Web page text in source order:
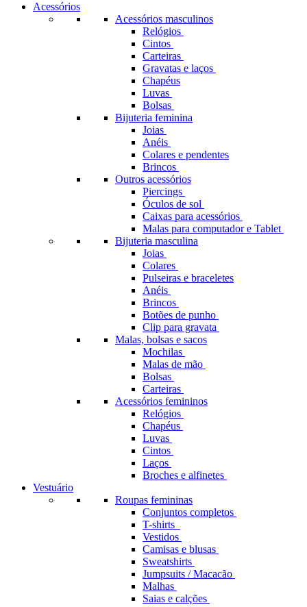
Acessórios
Acessórios masculinos
Relógios
Cintos
Carteiras
Gravatas e laços
Chapéus
Luvas
Bolsas
Bijuteria feminina
Joias
Anéis
Colares e pendentes
Brincos
Outros acessórios
Piercings
Óculos de sol
Caixas para acessórios
Malas para computador e Tablet
Bijuteria masculina
Joias
Colares
Pulseiras e braceletes
Anéis
Brincos
Botões de punho
Clip para gravata
Malas, bolsas e sacos
Mochilas
Malas de mão
Bolsas
Carteiras
Acessórios femininos
Relógios
Chapéus
Luvas
Cintos
Laços
Broches e alfinetes
Vestuário
Roupas femininas
Conjuntos completos
T-shirts
Vestidos
Camisas e blusas
Sweatshirts
Jumpsuits / Macacão
Malhas
Saias e calções